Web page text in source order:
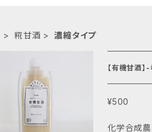
糀甘酒 濃縮タイプ
¥500
化学合成農